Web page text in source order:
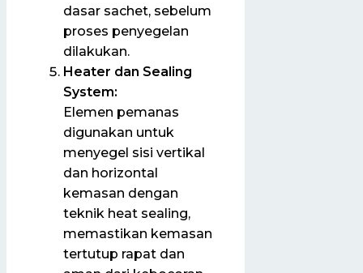
dasar sachet, sebelum
proses penyegelan
dilakukan.
Heater dan Sealing
System:
Elemen pemanas
digunakan untuk
menyegel sisi vertikal
dan horizontal
kemasan dengan
teknik heat sealing,
memastikan kemasan
tertutup rapat dan